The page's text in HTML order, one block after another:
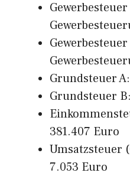
Grundsteuer
Grundsteuer
381.407 Euro
Umsatzsteuer
7.053 Euro